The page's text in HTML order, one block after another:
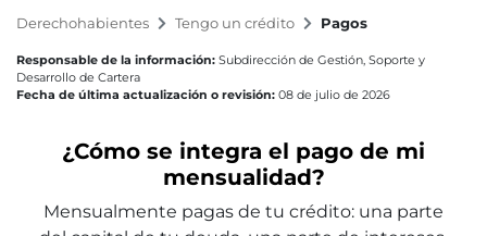
Derechohabientes Tengo un crédito Pagos
Responsable de la información: Subdirección de Gestión, Soporte y
Desarrollo de Cartera
Fecha de última actualización o revisión: 08 de julio de 2026
¿Cómo se integra el pago de mi
mensualidad?
Mensualmente pagas de tu crédito: una parte